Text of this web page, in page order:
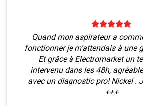
Quand mon aspirateur a
fonctionner je m’attendais à une
Et grâce à Electromarket un
intervenu dans les 48h,
avec un diagnostic pro! Nickel .
+++